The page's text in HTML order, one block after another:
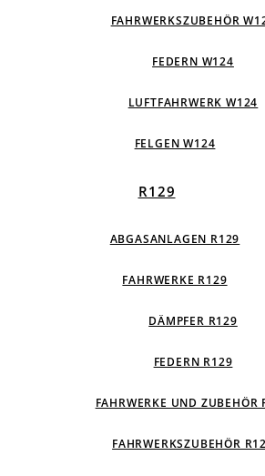
FAHRWERKSZUBEHÖR
FEDERN W124
LUFTFAHRWERK W124
FELGEN W124
R129
ABGASANLAGEN R129
FAHRWERKE R129
DÄMPFER R129
FEDERN R129
FAHRWERKE UND ZUBEHÖR
FAHRWERKSZUBEHÖR